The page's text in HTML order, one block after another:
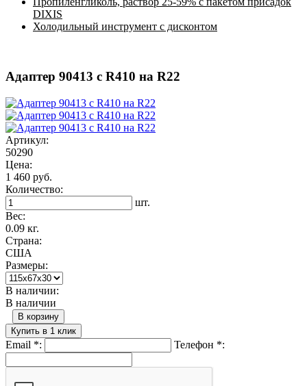
DIXIS
Холодильный инструмент с дисконтом
Адаптер 90413 с R410 на R22
Артикул:
50290
Цена:
1 460 руб.
Количество:
шт.
Вес:
0.09 кг.
Страна:
США
Размеры:
В наличии:
В наличии
В корзину
Купить в 1 клик
Email *: Телефон *: